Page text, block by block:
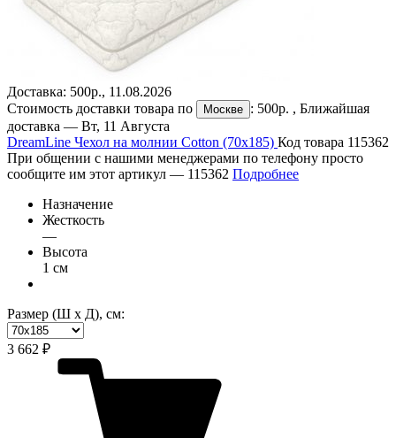
Доставка: 500р., 11.08.2026
Стоимость доставки товара по
Москве : 500р. , Ближайшая
доставка — Вт, 11 Августа
DreamLine Чехол на молнии Cotton (70х185) Код товара 115362
При общении с нашими менеджерами по телефону просто
сообщите им этот артикул — 115362 Подробнее
Назначение
Жесткость
—
Высота
1 см
Размер (Ш х Д), см:
3 662 ₽